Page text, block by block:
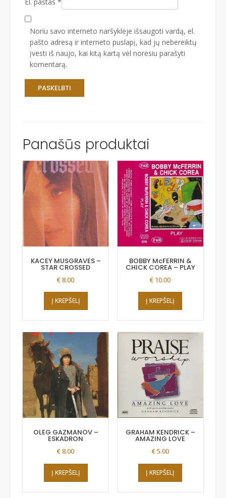
Noriu savo interneto naršyklėje išsaugoti vardą, el.
pašto adresą ir interneto puslapį, kad jų nebereiktų
įvesti iš naujo, kai kitą kartą vėl norėsiu parašyti
komentarą.
Panašūs produktai
KACEY MUSGRAVES –
STAR CROSSED
€ 8.00
Į KREPŠELĮ
BOBBY McFERRIN &
CHICK COREA – PLAY
€ 10.00
Į KREPŠELĮ
OLEG GAZMANOV –
ESKADRON
€ 8.00
Į KREPŠELĮ
GRAHAM KENDRICK –
AMAZING LOVE
€5.00
Į KREPŠELĮ